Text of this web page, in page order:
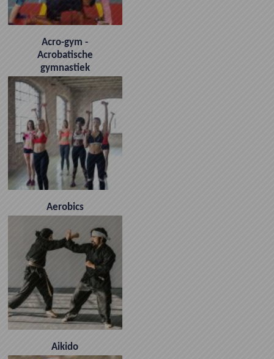
Acro-gym -
Acrobatische
gymnastiek
Aerobics
Aikido